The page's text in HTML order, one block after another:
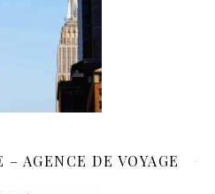
AGENCE DE VOYAGE